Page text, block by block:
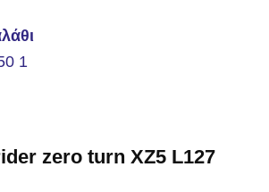
zero turn XZ5 L127